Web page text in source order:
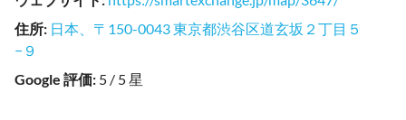
住所: 日本、〒150-0043 東京都渋谷区道玄坂２丁目５
−９
Google 評価: 5 / 5 星